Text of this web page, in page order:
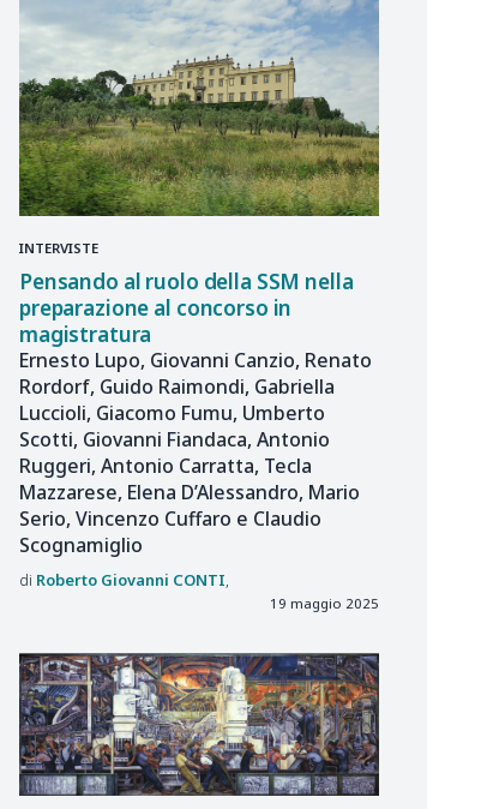
INTERVISTE
Pensando al ruolo della SSM nella
preparazione al concorso in
magistratura
Ernesto Lupo, Giovanni Canzio, Renato
Rordorf, Guido Raimondi, Gabriella
Luccioli, Giacomo Fumu, Umberto
Scotti, Giovanni Fiandaca, Antonio
Ruggeri, Antonio Carratta, Tecla
Mazzarese, Elena D’Alessandro, Mario
Serio, Vincenzo Cuffaro e Claudio
Scognamiglio
Roberto Giovanni CONTI
19 maggio 2025